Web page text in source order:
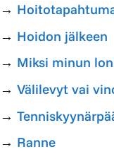
→
→ Hoidon jälkeen
→ Miksi minun
→ Välilevyt vai
→
→ Ranne